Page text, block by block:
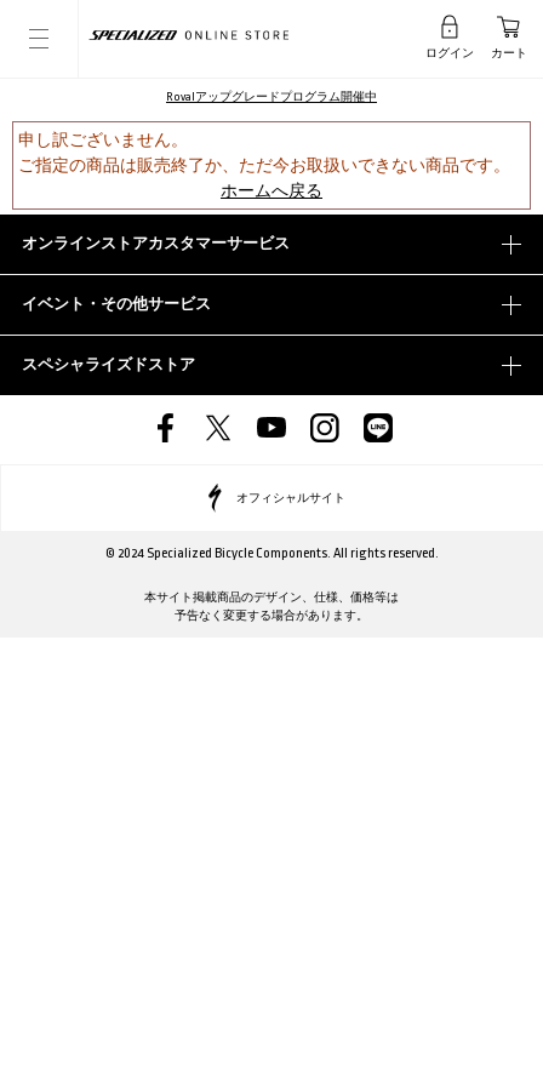
ログイン カート
Rovalアップグレードプログラム開催中
申し訳ございません。
ご指定の商品は販売終了か、ただ今お取扱いできない商品です。
ホームへ戻る
オンラインストアカスタマーサービス
イベント・その他サービス
スペシャライズドストア
オフィシャルサイト
© 2024 Specialized Bicycle Components. All rights reserved.
本サイト掲載商品のデザイン、仕様、価格等は
予告なく変更する場合があります。